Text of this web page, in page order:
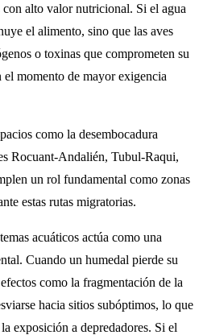
alto valor nutricional. Si el agua
el alimento, sino que las aves
o toxinas que comprometen su
momento de mayor exigencia
como la desembocadura
Rocuant-Andalién, Tubul-Raqui,
un rol fundamental como zonas
estas rutas migratorias.
acuáticos actúa como una
Cuando un humedal pierde su
como la fragmentación de la
hacia sitios subóptimos, lo que
exposición a depredadores. Si el